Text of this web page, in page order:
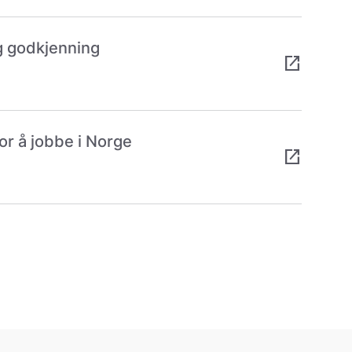
godkjenning
open_in_new
å jobbe i Norge
open_in_new